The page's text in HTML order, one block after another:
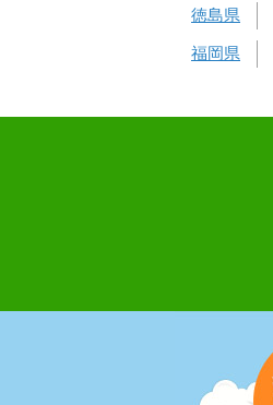
徳島県
福岡県